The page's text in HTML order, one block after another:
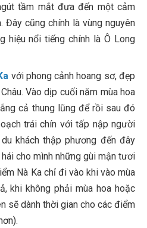
tầm mắt đưa đến một cảm
Đây cũng chính là vùng nguyên
hiệu nổi tiếng chính là Ô Long
với phong cảnh hoang sơ, đẹp
Vào dịp cuối năm mùa hoa
cả thung lũng để rồi sau đó
trái chín với tấp nập người
khách thập phương đến đây
cho mình những gùi mận tươi
Nà Ka chỉ đi vào khi vào mùa
khi không phải mùa hoa hoặc
sẽ dành thời gian cho các điểm